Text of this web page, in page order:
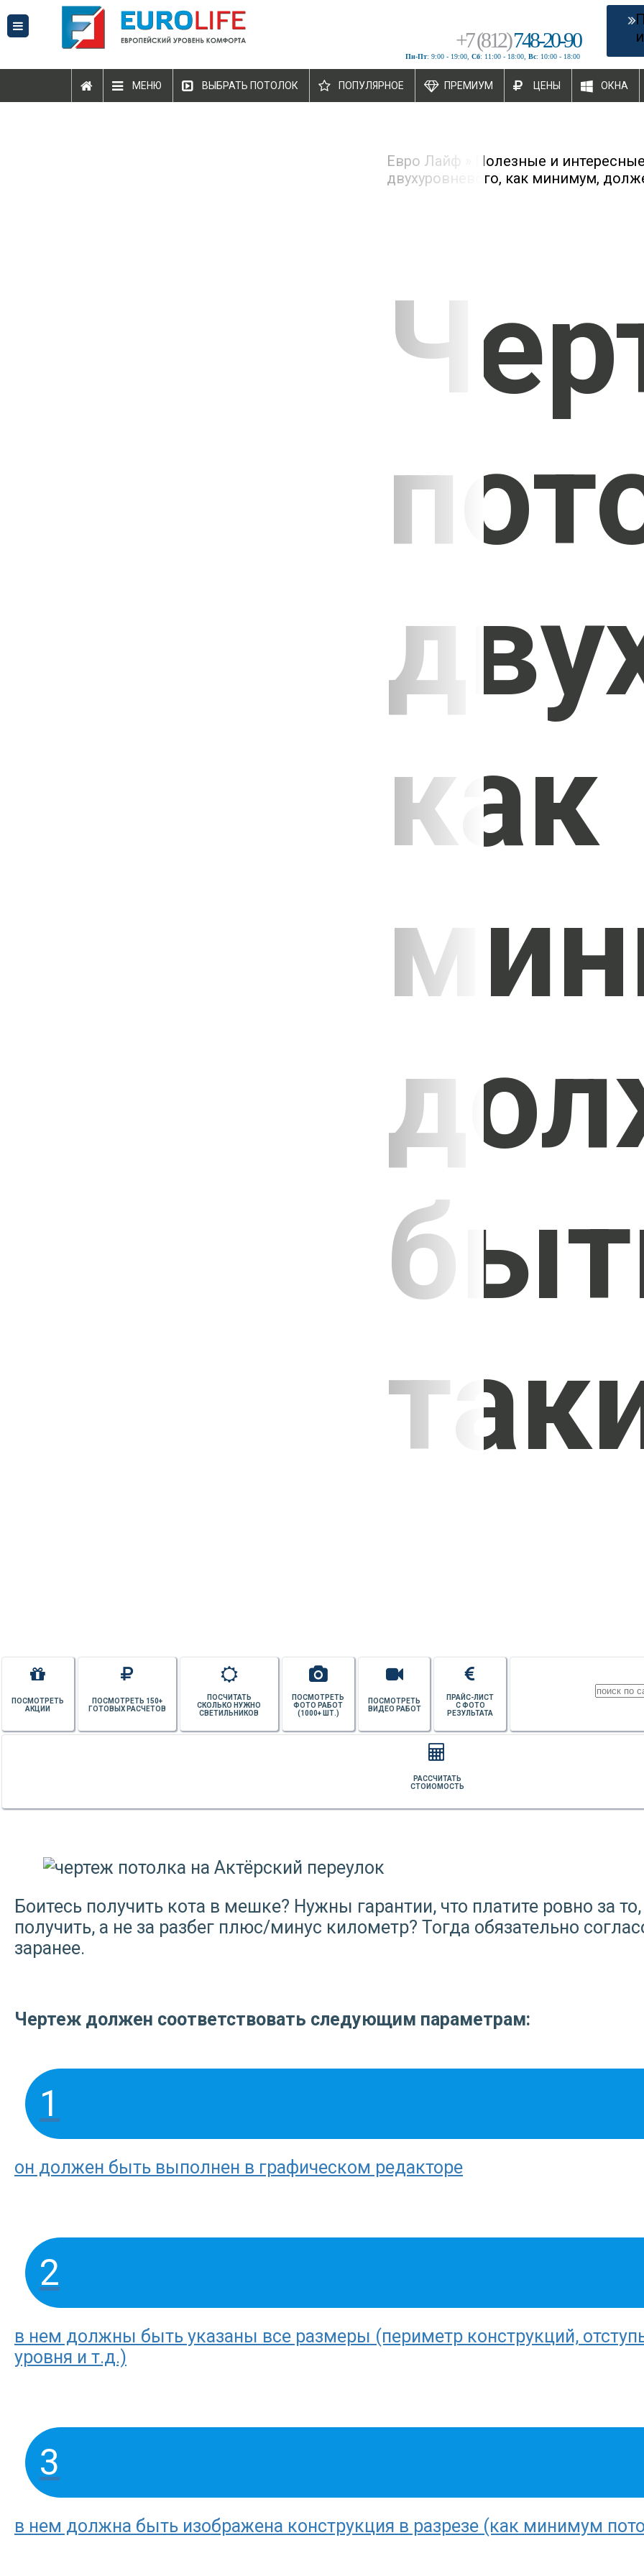
+7(812)748-20-90
Пн-Пт: 9:00 - 19:00, Сб: 11:00 - 18:00, Вс: 10:00 - 18:00
МЕНЮ ВЫБРАТЬ ПОТОЛОК ПОПУЛЯРНОЕ ПРЕМИУМ ЦЕНЫ ОКНА
Евро Лайф
Полезные и
двухуровневого, как минимум,
как
ПРАЙС-ЛИСТ
С ФОТО
РЕЗУЛЬТАТА
ПОСМОТРЕТЬ
ВИДЕО РАБОТ
ПОСМОТРЕТЬ
ФОТО РАБОТ
(1000+ ШТ.)
ПОСЧИТАТЬ
СКОЛЬКО НУЖНО
СВЕТИЛЬНИКОВ
ПОСМОТРЕТЬ 150+
ГОТОВЫХ РАСЧЕТОВ
ПОСМОТРЕТЬ
АКЦИИ
РАССЧИТАТЬ
СТОИОМОСТЬ
Боитесь получить кота в мешке? Нужны гарантии, что платите ровно за то,
получить, а не за разбег плюс/минус километр? Тогда обязательно
заранее.
Чертеж должен соответствовать следующим параметрам:
1
он должен быть выполнен в графическом редакторе
2
в нем должны быть указаны все размеры (периметр конструкций,
уровня и т.д.)
3
в нем должна быть изображена конструкция в разрезе (как минимум